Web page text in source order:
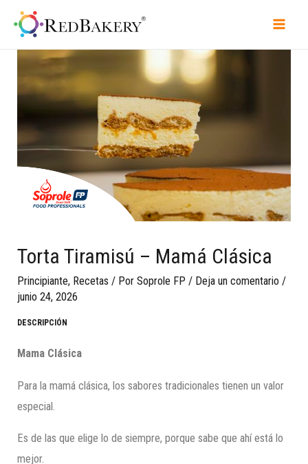
Torta Tiramisú – Mamá Clásica
Principiante, Recetas / PorSoprole FP / Deja un comentario /
junio 24, 2026
DESCRIPCIÓN
Mama Clásica
Para la mamá clásica, los sabores tradicionales tienen un valor
especial.
Es de las que elige lo de siempre, porque sabe que ahí está lo
mejor.